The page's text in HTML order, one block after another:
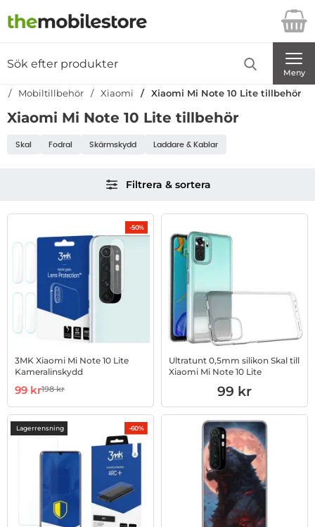
Startsidan för Danira Telecom AB
Meny
Mobiltillbehör Xiaomi Xiaomi Mi Note 10 Lite tillbehör
Xiaomi Mi Note 10 Lite tillbehör
Underkategorier
Skal Fodral Skärmskydd Laddare & Kablar
Filtrera & sortera
Filtrera & sortera
produktlista
-50%
3MK Xiaomi Mi Note 10 Lite
Kameralinskydd
Art. nr 1002827767
rea pris
99 krtidigare pris
198 kr
Ultratunt 0,5mm silikon Skal till
Xiaomi Mi Note 10 Lite
Art. nr 1002885706
99 kr
Lagerrensning -60%